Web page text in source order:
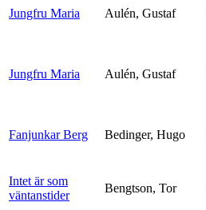
Jungfru Maria Aulén, Gustaf
Jungfru Maria Aulén, Gustaf
Fanjunkar Berg Bedinger, Hugo
Intet är som
väntanstider
Bengtson, Tor